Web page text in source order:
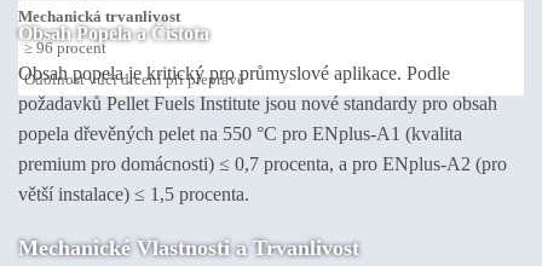
Mechanická trvanlivost
≥ 96 procent
Odolnost vůči drcení při přepravě
Obsah Popela a Čistota
Obsah popela je kritický pro průmyslové aplikace. Podle
požadavků Pellet Fuels Institute jsou nové standardy pro obsah
popela dřevěných pelet na 550 °C pro ENplus-A1 (kvalita
premium pro domácnosti) ≤ 0,7 procenta, a pro ENplus-A2 (pro
větší instalace) ≤ 1,5 procenta.
Mechanické Vlastnosti a Trvanlivost